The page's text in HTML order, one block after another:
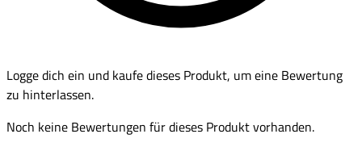
Logge dich ein und kaufe dieses Produkt, um eine Bewertung
zu hinterlassen.
Noch keine Bewertungen für dieses Produkt vorhanden.